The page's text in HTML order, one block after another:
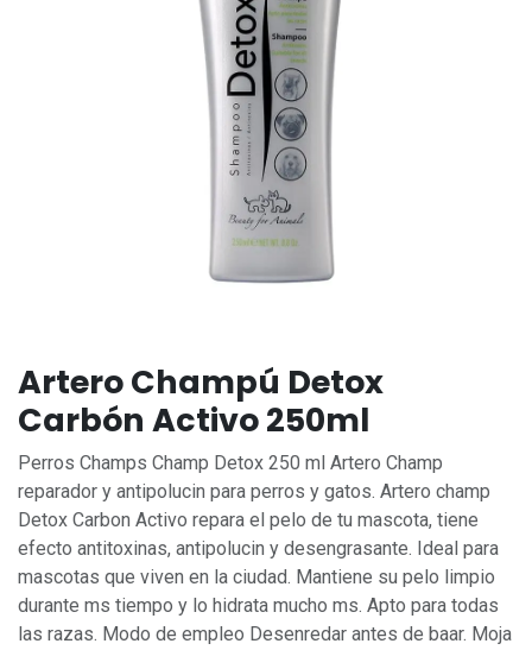
Artero Champú Detox
Carbón Activo 250ml
Perros Champs Champ Detox 250 ml Artero Champ
reparador y antipolucin para perros y gatos. Artero champ
Detox Carbon Activo repara el pelo de tu mascota, tiene
efecto antitoxinas, antipolucin y desengrasante. Ideal para
mascotas que viven en la ciudad. Mantiene su pelo limpio
durante ms tiempo y lo hidrata mucho ms. Apto para todas
las razas. Modo de empleo Desenredar antes de baar. Moja